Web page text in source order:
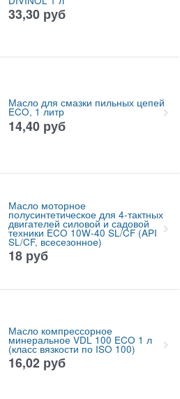
33,30 руб
Масло для смазки пильных цепей
ECO, 1 литр
14,40 руб
Масло моторное
полусинтетическое для 4-тактных
двигателей силовой и садовой
техники ECO 10W-40 SL/CF (API
SL/CF, всесезонное)
18 руб
Масло компрессорное
минеральное VDL 100 ECO 1 л
(класс вязкости по ISO 100)
16,02 руб